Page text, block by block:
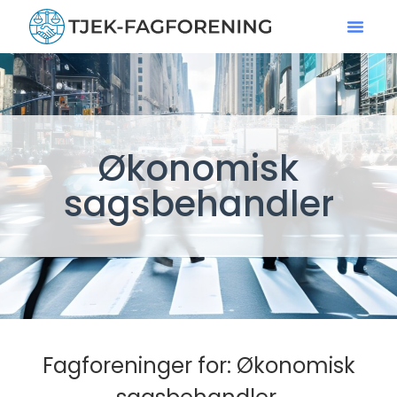
Økonomisk
sagsbehandler
Fagforeninger for: Økonomisk